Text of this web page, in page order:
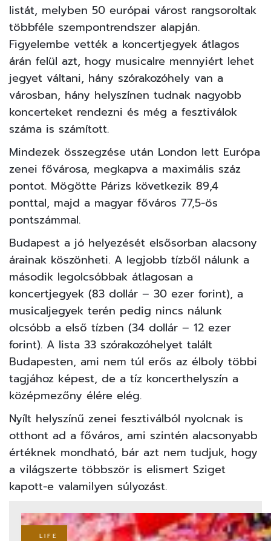
listát, melyben 50 európai várost rangsoroltak
többféle szempontrendszer alapján.
Figyelembe vették a koncertjegyek átlagos
árán felül azt, hogy musicalre mennyiért lehet
jegyet váltani, hány szórakozóhely van a
városban, hány helyszínen tudnak nagyobb
koncerteket rendezni és még a fesztiválok
száma is számított.
Mindezek összegzése után London lett Európa
zenei fővárosa, megkapva a maximális száz
pontot. Mögötte Párizs következik 89,4
ponttal, majd a magyar főváros 77,5-ös
pontszámmal.
Budapest a jó helyezését elsősorban alacsony
árainak köszönheti. A legjobb tízből nálunk a
második legolcsóbbak átlagosan a
koncertjegyek (83 dollár – 30 ezer forint), a
musicaljegyek terén pedig nincs nálunk
olcsóbb a első tízben (34 dollár – 12 ezer
forint). A lista 33 szórakozóhelyet talált
Budapesten, ami nem túl erős az élboly többi
tagjához képest, de a tíz koncerthelyszín a
középmezőny élére elég.
Nyílt helyszínű zenei fesztiválból nyolcnak is
otthont ad a főváros, ami szintén alacsonyabb
értéknek mondható, bár azt nem tudjuk, hogy
a világszerte többször is elismert Sziget
kapott-e valamilyen súlyozást.
LIFE